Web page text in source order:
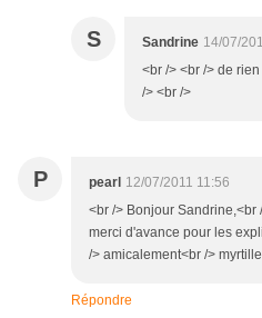
S Sandrine 14/07/
<br /> <br /> de
/> <br />
P pearl 12/07/2011 11:56
<br /> Bonjour Sandrine,<br
merci d'avance pour les
/> amicalement<br />
Répondre